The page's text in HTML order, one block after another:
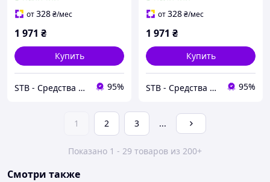
00069)
от328₴/мес
1 971 ₴
Купить
STB - Средства Технической Безопасности 95%
00070)
от328₴/мес
1 971 ₴
Купить
STB - Средства Технической Безопасности 95%
1 2 3 ...
Показано 1 - 29 товаров из 200+
Смотри также